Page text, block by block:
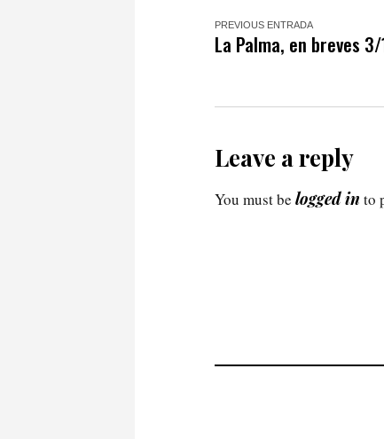
PREVIOUS ENTRADA
La Palma, en breves
Leave a reply
You must be logged in to